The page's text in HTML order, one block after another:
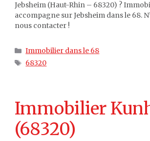
Jebsheim (Haut-Rhin – 68320) ?
accompagne sur Jebsheim dans le 68.
nous contacter !
Catégories
Immobilier dans le 68
Étiquettes
68320
Immobilier
(68320)